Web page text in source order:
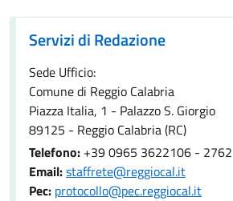
Servizi di Redazione
Sede Ufficio:
Comune di Reggio Calabria
Piazza Italia, 1 - Palazzo S. Giorgio
89125 - Reggio Calabria (RC)
Telefono: +39 0965 3622106 - 2762
Email:staffrete@reggiocal.it
Pec: protocollo@pec.reggiocal.it